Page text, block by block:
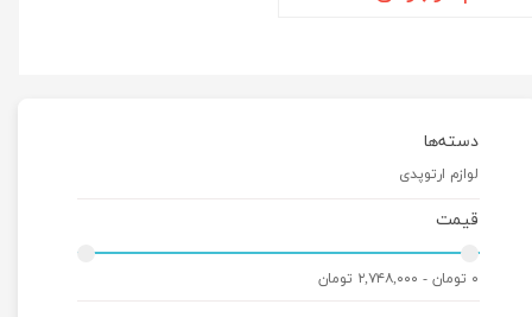
دسته‌ها
لوازم ارتوپدی
قیمت
۰ تومان - ۲,۷۴۸,۰۰۰ تومان